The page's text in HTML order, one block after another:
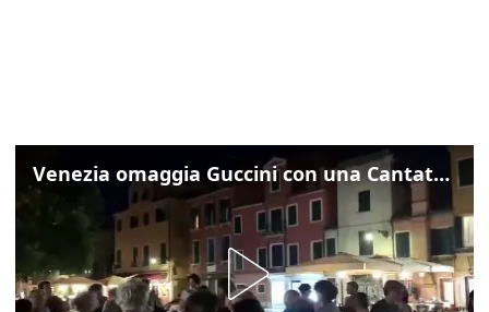
Venezia omaggia Guccini con una Cantata Anarchica in campo Santa Margherita